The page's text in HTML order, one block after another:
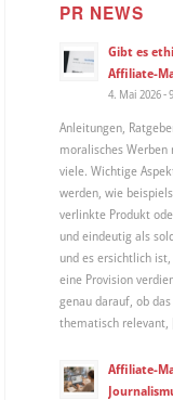
PR NEWS
Gibt es
Affiliate-
4. Mai 2026 -
Anleitungen,
moralisches
viele. Wichtige
werden, wie
verlinkte Produkt
und eindeutig als
und es ersichtlich
eine Provision
genau darauf, ob
thematisch
Affiliate-